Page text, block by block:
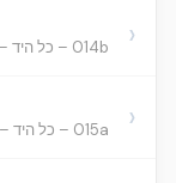
014b – כל היד – פרק שני – נדה, דף יד ע”ב ›
015a – כל היד – פרק שני – נדה, דף טו ע”א ›